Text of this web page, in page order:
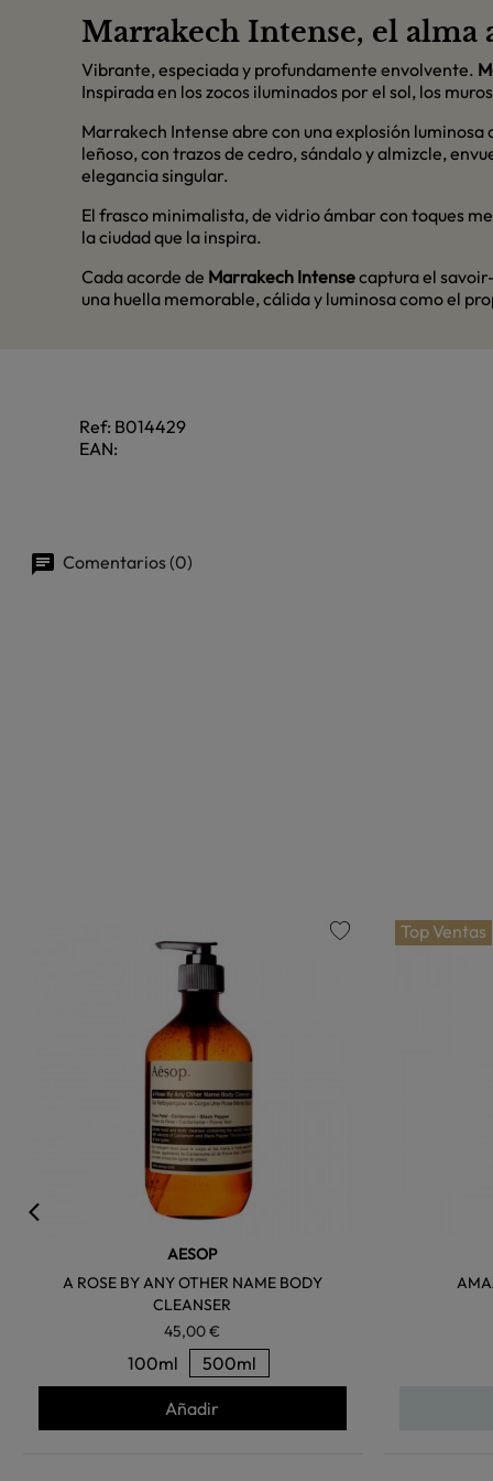
Marrakech Intense, el alma
Vibrante, especiada y profundamente envolvente.
Inspirada en los zocos iluminados por el sol, los
Marrakech Intense abre con una explosión
leñoso, con trazos de cedro, sándalo y almizcle,
elegancia singular.
El frasco minimalista, de vidrio ámbar con toques
la ciudad que la inspira.
Cada acorde de Marrakech Intensecaptura el
una huella memorable, cálida y luminosa como el
Ref: B014429
EAN:
Comentarios (0)
AESOP
A ROSE BY ANY OTHER NAME BODY
CLEANSER
45,00 €
100ml 500ml
Añadir
Top Ventas